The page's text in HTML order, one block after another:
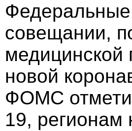
Федеральные
совещании,
медицинской
новой
ФОМС
19, регионам